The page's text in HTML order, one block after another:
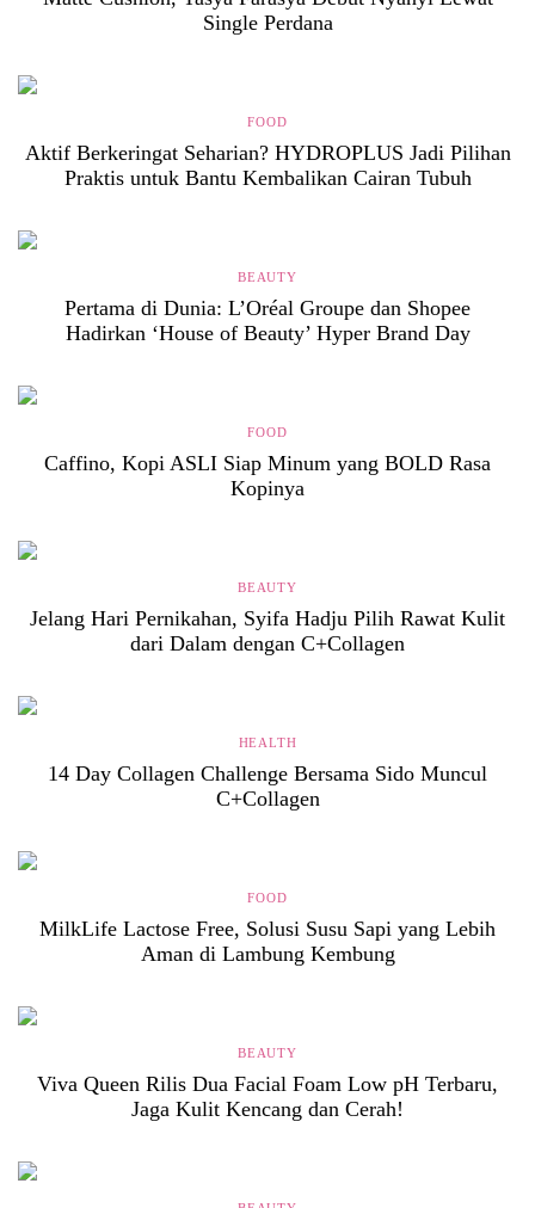
Single Perdana
FOOD
Aktif Berkeringat Seharian? HYDROPLUS Jadi Pilihan
Praktis untuk Bantu Kembalikan Cairan Tubuh
BEAUTY
Pertama di Dunia: L’Oréal Groupe dan Shopee
Hadirkan ‘House of Beauty’ Hyper Brand Day
FOOD
Caffino, Kopi ASLI Siap Minum yang BOLD Rasa
Kopinya
BEAUTY
Jelang Hari Pernikahan, Syifa Hadju Pilih Rawat Kulit
dari Dalam dengan C+Collagen
HEALTH
14 Day Collagen Challenge Bersama Sido Muncul
C+Collagen
FOOD
MilkLife Lactose Free, Solusi Susu Sapi yang Lebih
Aman di Lambung Kembung
BEAUTY
Viva Queen Rilis Dua Facial Foam Low pH Terbaru,
Jaga Kulit Kencang dan Cerah!